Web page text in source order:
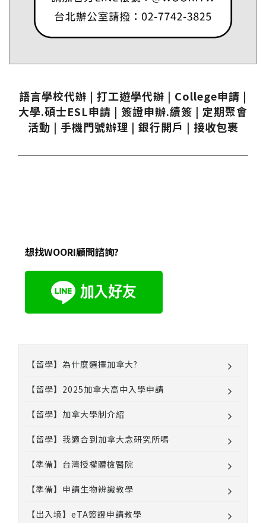
語言學校代辦 | 打工遊學代辦 | College申請 |
大學.碩士ESL申請 | 簽證申辦.續簽 | 定期聚會
活動 | 手機門號辦理 | 銀行開戶 | 接收包裹
想找WOORI顧問諮詢?
【留學】為什麼選擇加拿大?
【留學】2025加拿大高中入學申請
【留學】加拿大學制介紹
【留學】我適合到加拿大念研究所嗎
【準備】台灣授權體檢醫院
【準備】申請生物辨識教學
【出入境】eTA簽證申請教學